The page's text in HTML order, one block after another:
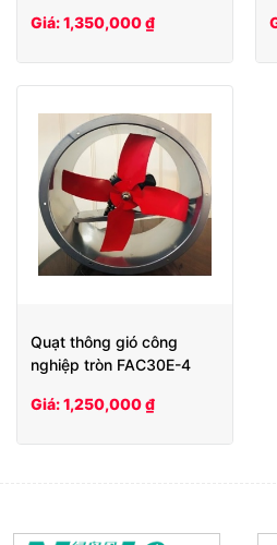
Giá: 1,350,000 ₫
Quạt thông gió công
nghiệp tròn FAC30E-4
Giá: 1,250,000 ₫